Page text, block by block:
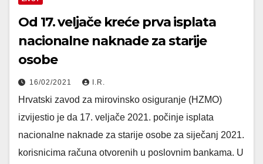
Od 17. veljače kreće prva isplata
nacionalne naknade za starije
osobe
16/02/2021 I.R.
Hrvatski zavod za mirovinsko osiguranje (HZMO)
izvijestio je da 17. veljače 2021. počinje isplata
nacionalne naknade za starije osobe za siječanj 2021.
korisnicima računa otvorenih u poslovnim bankama. U